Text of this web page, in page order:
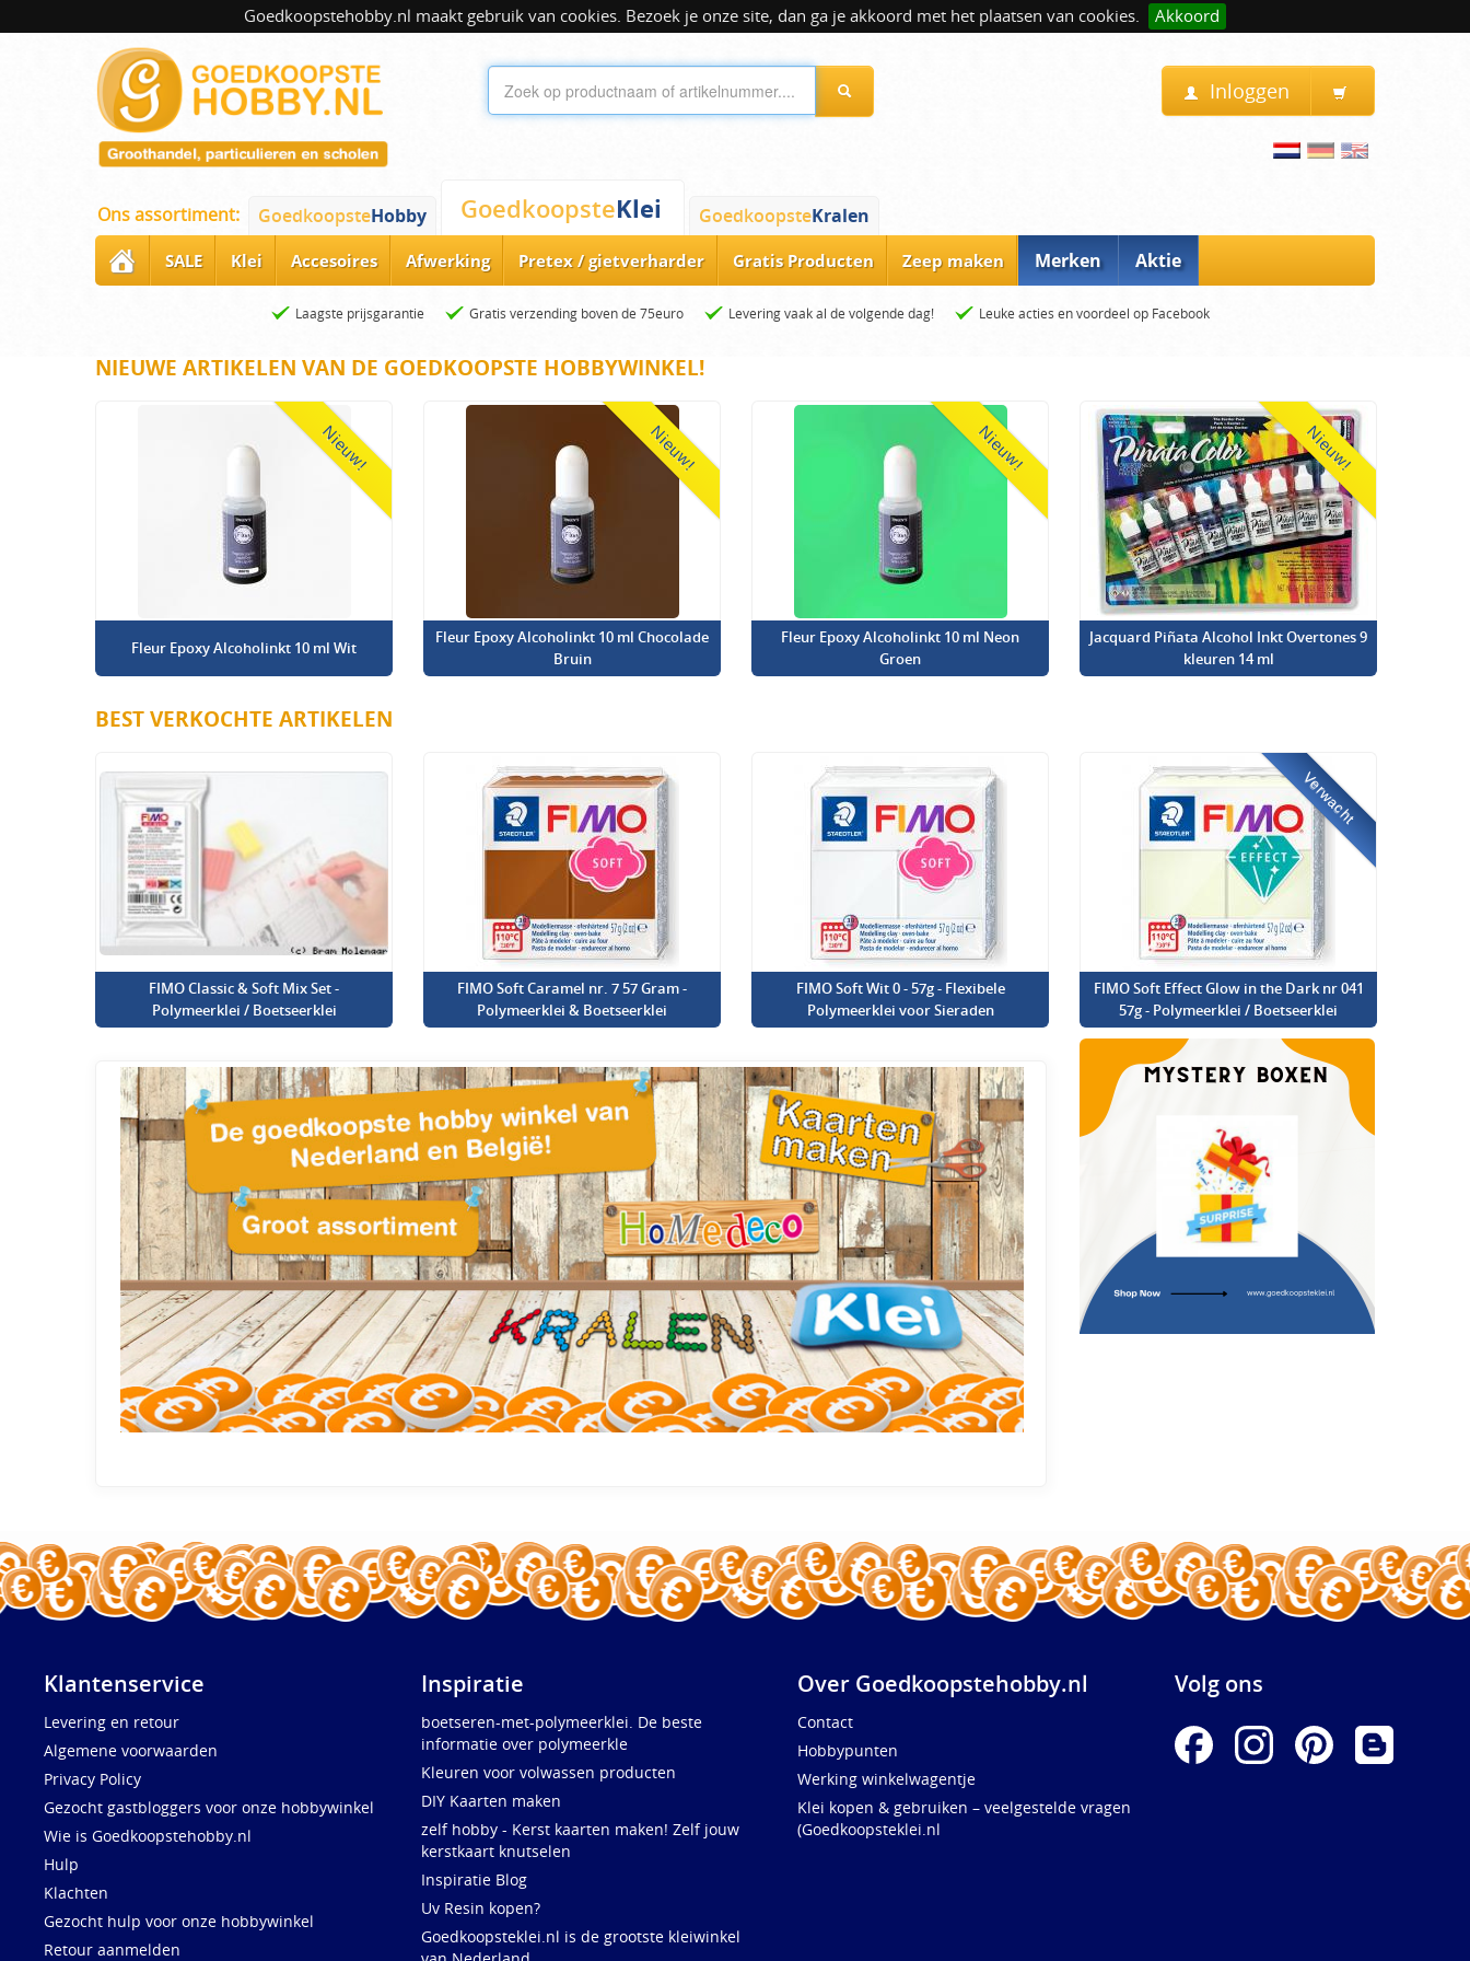
Goedkoopstehobby.nl maakt gebruik van cookies. Bezoek je onze site, dan ga je akkoord met het plaatsen van cookies. Akkoord
Inloggen
Ons assortiment: GoedkoopsteHobby GoedkoopsteKlei GoedkoopsteKralen
SALE Klei Accesoires Afwerking Pretex / gietverharder Gratis Producten Zeep maken Merken Aktie
Laagste prijsgarantie Gratis verzending boven de 75euro Levering vaak al de volgende dag! Leuke acties en voordeel op Facebook
NIEUWE ARTIKELEN VAN DE GOEDKOOPSTE HOBBYWINKEL!
Nieuw!
Fleur Epoxy Alcoholinkt 10 ml Wit
Nieuw!
Fleur Epoxy Alcoholinkt 10 ml Chocolade
Bruin
Nieuw!
Fleur Epoxy Alcoholinkt 10 ml Neon
Groen
Nieuw!
Jacquard Piñata Alcohol Inkt Overtones 9
kleuren 14 ml
BEST VERKOCHTE ARTIKELEN
FIMO Classic & Soft Mix Set -
Polymeerklei / Boetseerklei
FIMO Soft Caramel nr. 7 57 Gram -
Polymeerklei & Boetseerklei
FIMO Soft Wit 0 - 57g - Flexibele
Polymeerklei voor Sieraden
Verwacht
FIMO Soft Effect Glow in the Dark nr 041
57g - Polymeerklei / Boetseerklei
Klantenservice
Levering en retour
Algemene voorwaarden
Privacy Policy
Gezocht gastbloggers voor onze hobbywinkel
Wie is Goedkoopstehobby.nl
Hulp
Klachten
Gezocht hulp voor onze hobbywinkel
Retour aanmelden
Inspiratie
boetseren-met-polymeerklei. De beste
informatie over polymeerkle
Kleuren voor volwassen producten
DIY Kaarten maken
zelf hobby - Kerst kaarten maken! Zelf jouw
kerstkaart knutselen
Inspiratie Blog
Uv Resin kopen?
Goedkoopsteklei.nl is de grootste kleiwinkel
Over Goedkoopstehobby.nl
Contact
Hobbypunten
Werking winkelwagentje
Klei kopen & gebruiken – veelgestelde vragen
(Goedkoopsteklei.nl
Volg ons